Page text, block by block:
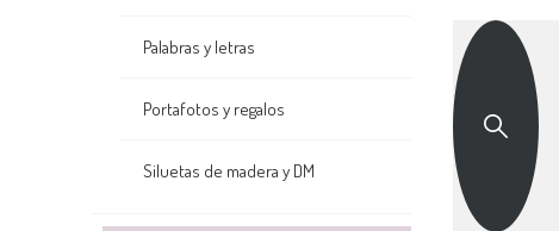
Palabras y letras
Portafotos y regalos
Siluetas de madera y DM